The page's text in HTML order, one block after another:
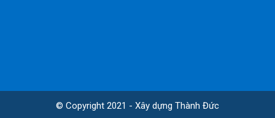
© Copyright 2021 - Xây dựng Thành Đức